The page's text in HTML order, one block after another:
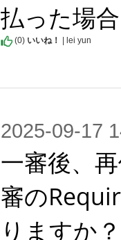
払った場
(0) いいね！ | lei yun
2025-09-17
一審後、
審の
りますか？